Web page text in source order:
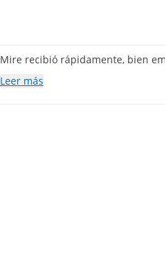
Mire recibió rápidamente, bien
Leer más